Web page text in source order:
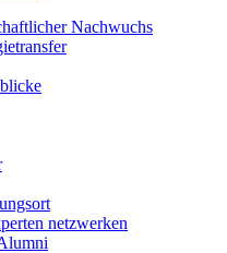
Nachwuchs
netzwerken